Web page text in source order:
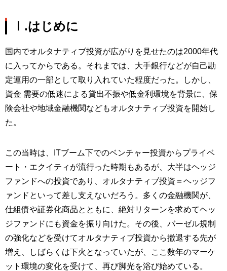
Ⅰ.はじめに
国内でオルタナティブ投資が広がりを見せたのは2000年代
に入ってからである。それまでは、大手銀行などが自己勘
定運用の一部として取り入れていた程度だった。しかし、
資金 需要の低迷による貸出不振や低金利環境を背景に、保
険会社や地域金融機関などもオルタナティブ投資を開始し
た。
この当時は、ITブーム下でのベンチャー投資からプライベ
ート・エクイティが流行った時期もあるが、大半はヘッジ
ファンドへの投資であり、オルタナティブ投資＝ヘッジフ
ァンドといって差し支えないだろう。多くの金融機関が、
仕組債や証券化商品とともに、絶対リターンを求めてヘッ
ジファンドにも資金を振り向けた。その後、バーゼル規制
の強化などを受けてオルタナティブ投資から撤退する先が
増え、しばらくは下火となっていたが、ここ数年のマーケ
ット環境の変化を受けて、再び脚光を浴び始めている。